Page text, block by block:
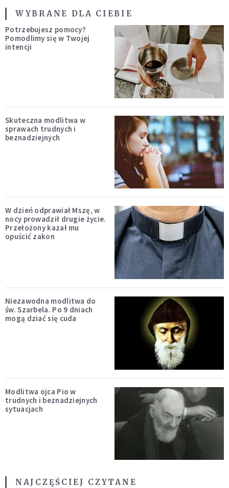
WYBRANE DLA CIEBIE
Potrzebujesz pomocy?
Pomodlimy się w Twojej
intencji
Skuteczna modlitwa w
sprawach trudnych i
beznadziejnych
W dzień odprawiał Mszę, w
nocy prowadził drugie życie.
Przełożony kazał mu
opuścić zakon
Niezawodna modlitwa do
św. Szarbela. Po 9 dniach
mogą dziać się cuda
Modlitwa ojca Pio w
trudnych i beznadziejnych
sytuacjach
NAJCZĘŚCIEJ CZYTANE